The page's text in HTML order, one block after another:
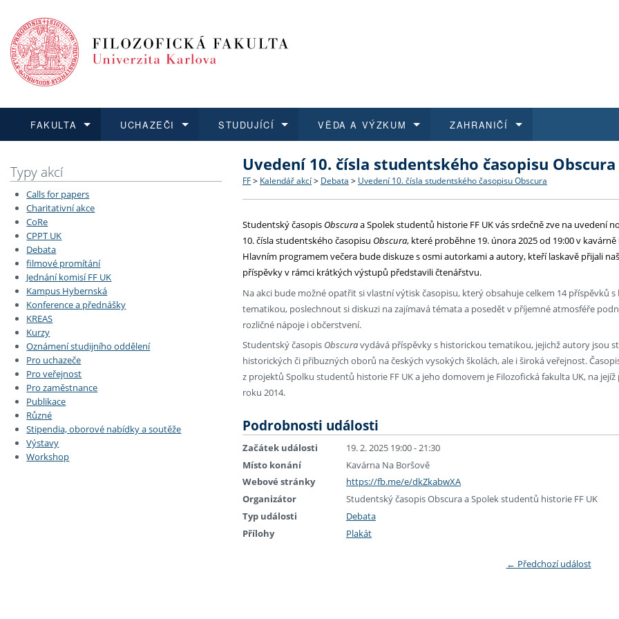
FAKULTA
Dozvědět se více
Struktura a historie
Strategie a další dokumenty
Podpora a benefity pro zaměstnance
Absolventi fakulty
Fakultní školy FF UK
Pro
E-
UCHAZEČI
Podat přihlášku
Co studovat a jak se přihlásit
Učitelské studijní programy
Informace k průběhu přijímacího řízení
STUDUJÍCÍ
Dozvědět se více
Bakalářské a magisterské studium
Doktorské studium
Rigorózní řízení
VĚDA A VÝZKUM
Dozvědět se více
O vědě a výzkumu na FF UK
Akademické kvalifikace
Granty a projekty
ZAHRANIČÍ
Dozvědět se více
Aktuální nabídky a výběrová řízení
Vyjíždějící studenti
Přijíždějící studenti
Vyjíždějící zaměstnanci
East
Typy akcí
Calls for papers
Charitativní akce
CoRe
CPPT UK
Debata
filmové promítání
Jednání komisí FF UK
Kampus Hybernská
Konference a přednášky
KREAS
Kurzy
Oznámení studijního oddělení
Pro uchazeče
Pro veřejnost
Pro zaměstnance
Publikace
Různé
Stipendia, oborové nabídky a soutěže
Výstavy
Workshop
Uvedení 10. čísla studentského časopisu Obscura
FF > Kalendář akcí > Debata > Uvedení 10. čísla studentského časopisu Obscura
Studentský časopis Obscuraa Spolek studentů historie FF UK vás srdečně zve na uvedení
10. čísla studentského časopisu Obscura, které proběhne 19. února 2025 od 19:00 v kavárně
Hlavním programem večera bude diskuze s osmi autorkami a autory, kteří laskavě přijali
příspěvky v rámci krátkých výstupů představili čtenářstvu.
Na akci bude možné opatřit si vlastní výtisk časopisu, který obsahuje celkem 14 příspěvků
tematikou, poslechnout si diskuzi na zajímavá témata a posedět v příjemné atmosféře
rozličné nápoje i občerstvení.
Studentský časopis Obscuravydává příspěvky s historickou tematikou, jejichž autory jsou
historických či příbuzných oborů na českých vysokých školách, ale i široká veřejnost.
z projektů Spolku studentů historie FF UK a jeho domovem je Filozofická fakulta UK, na jejíž
roku 2014.
Podrobnosti události
Začátek události
19. 2. 2025 19:00 - 21:30
Místo konání
Kavárna Na Boršově
Webové stránky
https://fb.me/e/dkZkabwXA
Organizátor
Studentský časopis Obscura a Spolek studentů historie FF UK
Typ události
Debata
Přílohy
Plakát
← Předchozí událost